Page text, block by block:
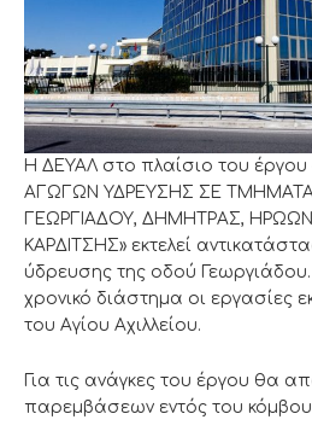
Η ΔΕΥΑΛ στο πλαίσιο του έργου
ΑΓΩΓΩΝ ΥΔΡΕΥΣΗΣ ΣΕ
ΓΕΩΡΓΙΑΔΟΥ, ΔΗΜΗΤΡΑΣ,
ΚΑΡΔΙΤΣΗΣ» εκτελεί
ύδρευσης της οδού
χρονικό διάστημα οι εργασίες
του Αγίου Αχιλλείου.
Για τις ανάγκες του έργου θα
παρεμβάσεων εντός του